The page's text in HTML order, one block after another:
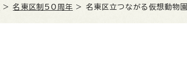
>名東区制50周年 > 名東区立つながる仮想動物園